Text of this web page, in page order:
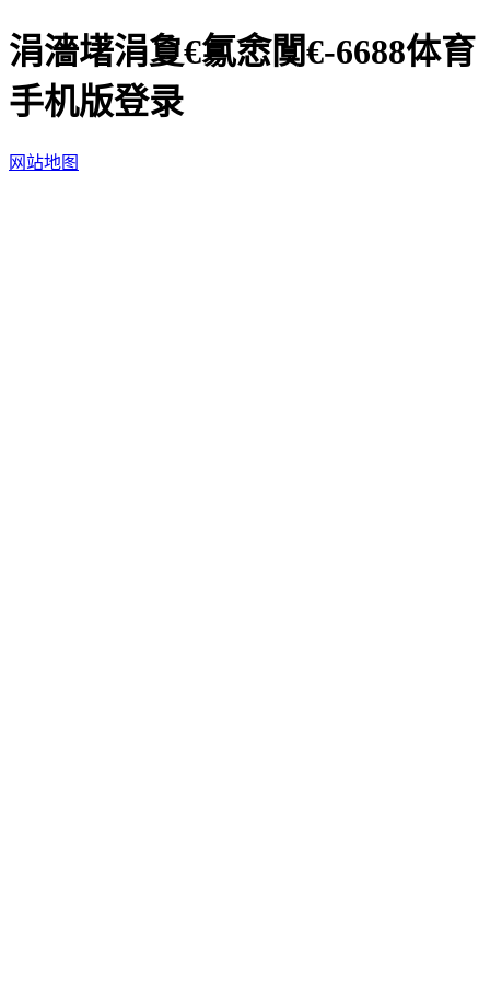
涓濇墸涓夐€氱悆闃€-6688体育
手机版登录
网站地图